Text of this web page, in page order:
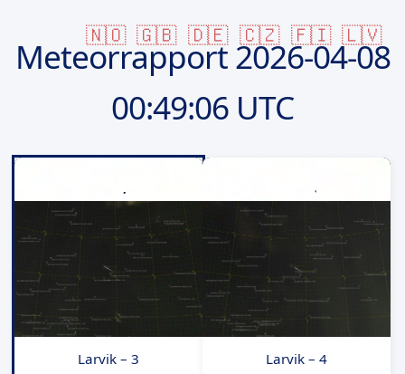
🇳🇴 🇬🇧 🇩🇪 🇨🇿 🇫🇮 🇱🇻
Meteorrapport2026-04-08
00:49:06 UTC
Larvik – 3 Larvik – 4